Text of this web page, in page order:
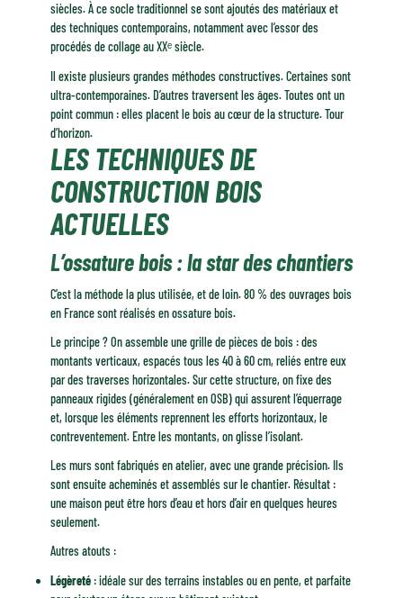
siècles. À ce socle traditionnel se sont ajoutés des matériaux et
des techniques contemporains, notamment avec l’essor des
procédés de collage au XXᵉ siècle.
Il existe plusieurs grandes méthodes constructives. Certaines sont
ultra-contemporaines. D’autres traversent les âges. Toutes ont un
point commun : elles placent le bois au cœur de la structure. Tour
d’horizon.
LES TECHNIQUES DE
CONSTRUCTION BOIS
ACTUELLES
L’ossature bois : la star des chantiers
C’est la méthode la plus utilisée, et de loin. 80 % des ouvrages bois
en France sont réalisés en ossature bois.
Le principe ? On assemble une grille de pièces de bois : des
montants verticaux, espacés tous les 40 à 60 cm, reliés entre eux
par des traverses horizontales. Sur cette structure, on fixe des
panneaux rigides (généralement en OSB) qui assurent l’équerrage
et, lorsque les éléments reprennent les efforts horizontaux, le
contreventement. Entre les montants, on glisse l’isolant.
Les murs sont fabriqués en atelier, avec une grande précision. Ils
sont ensuite acheminés et assemblés sur le chantier. Résultat :
une maison peut être hors d’eau et hors d’air en quelques heures
seulement.
Autres atouts :
Légèreté : idéale sur des terrains instables ou en pente, et parfaite